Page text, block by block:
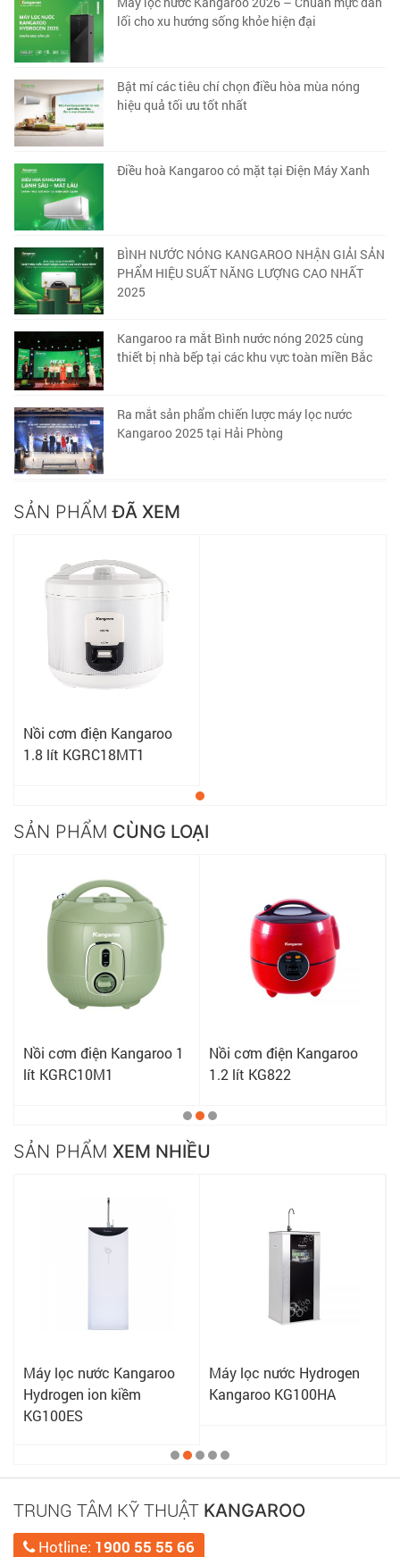
lối cho xu hướng sống khỏe hiện đại
Bật mí các tiêu chí chọn điều hòa mùa nóng
hiệu quả tối ưu tốt nhất
Điều hoà Kangaroo có mặt tại Điện Máy Xanh
BÌNH NƯỚC NÓNG KANGAROO NHẬN GIẢI SẢN
PHẨM HIỆU SUẤT NĂNG LƯỢNG CAO NHẤT
2025
Kangaroo ra mắt Bình nước nóng 2025 cùng
thiết bị nhà bếp tại các khu vực toàn miền Bắc
Ra mắt sản phẩm chiến lược máy lọc nước
Kangaroo 2025 tại Hải Phòng
SẢN PHẨM ĐÃ XEM
Nồi cơm điện Kangaroo
1.8 lít KGRC18MT1
SẢN PHẨM CÙNG LOẠI
Nồi cơm điện Kangaroo 1
lít KGRC10M1
Nồi cơm điện Kangaroo
1.2 lít KG822
SẢN PHẨM XEM NHIỀU
Máy lọc nước Kangaroo
Hydrogen ion kiềm
KG100ES
Máy lọc nước Hydrogen
Kangaroo KG100HA
TRUNG TÂM KỸ THUẬT KANGAROO
Hotline: 1900 55 55 66